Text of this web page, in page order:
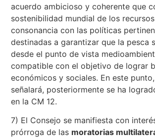
acuerdo ambicioso y coherente que
sostenibilidad mundial de los
consonancia con las políticas
destinadas a garantizar que la pesca
desde el punto de vista
compatible con el objetivo de lograr
económicos y sociales. En este
señalará, posteriormente se ha
en la CM 12.
7) El Consejo se manifiesta con
prórroga de las moratorias